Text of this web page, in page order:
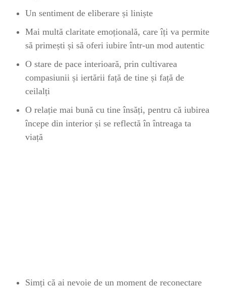
Un sentiment de eliberare și liniște
Mai multă claritate emoțională, care îți va permite
să primești și să oferi iubire într-un mod autentic
O stare de pace interioară, prin cultivarea
compasiunii și iertării față de tine și față de
ceilalți
O relație mai bună cu tine însăți, pentru că iubirea
începe din interior și se reflectă în întreaga ta
viață
Simți că ai nevoie de un moment de reconectare